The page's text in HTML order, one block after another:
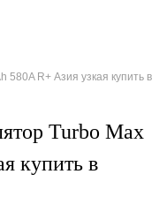
R+ Азия узкая купить в
Turbo Max
купить в